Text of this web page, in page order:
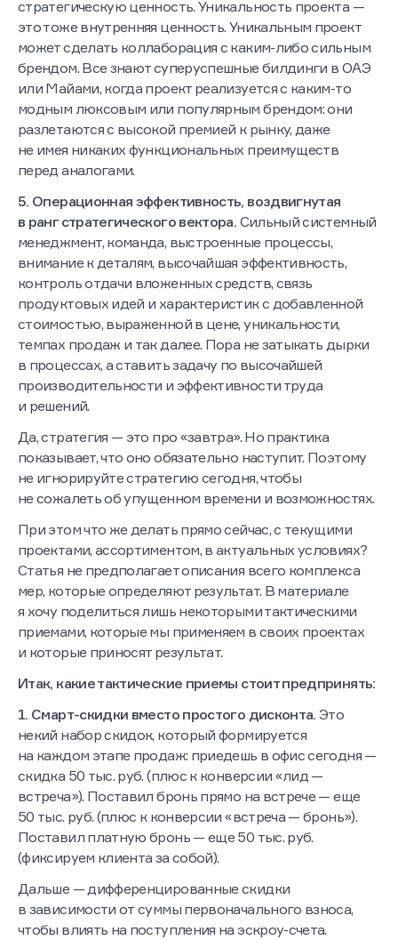
стратегическую ценность. Уникальность проекта —
это тоже внутренняя ценность. Уникальным проект
может сделать коллаборация с каким-либо сильным
брендом. Все знают суперуспешные билдинги в ОАЭ
или Майами, когда проект реализуется с каким-то
модным люксовым или популярным брендом: они
разлетаются с высокой премией к рынку, даже
не имея никаких функциональных преимуществ
перед аналогами.
5. Операционная эффективность, воздвигнутая
в ранг стратегического вектора. Сильный системный
менеджмент, команда, выстроенные процессы,
внимание к деталям, высочайшая эффективность,
контроль отдачи вложенных средств, связь
продуктовых идей и характеристик с добавленной
стоимостью, выраженной в цене, уникальности,
темпах продаж и так далее. Пора не затыкать дырки
в процессах, а ставить задачу по высочайшей
производительности и эффективности труда
и решений.
Да, стратегия — это про «завтра». Но практика
показывает, что оно обязательно наступит. Поэтому
не игнорируйте стратегию сегодня, чтобы
не сожалеть об упущенном времени и возможностях.
При этом что же делать прямо сейчас, с текущими
проектами, ассортиментом, в актуальных условиях?
Статья не предполагает описания всего комплекса
мер, которые определяют результат. В материале
я хочу поделиться лишь некоторыми тактическими
приемами, которые мы применяем в своих проектах
и которые приносят результат.
Итак, какие тактические приемы стоит предпринять:
1. Смарт-скидки вместо простого дисконта.Это
некий набор скидок, который формируется
на каждом этапе продаж: приедешь в офис сегодня —
скидка 50 тыс. руб. (плюс к конверсии «лид —
встреча»). Поставил бронь прямо на встрече — еще
50 тыс. руб. (плюс к конверсии «встреча — бронь»).
Поставил платную бронь — еще 50 тыс. руб.
(фиксируем клиента за собой).
Дальше — дифференцированные скидки
в зависимости от суммы первоначального взноса,
чтобы влиять на поступления на эскроу-счета.